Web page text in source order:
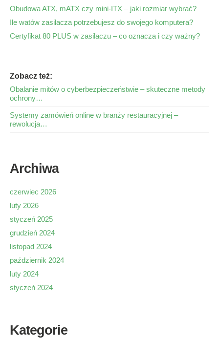
Obudowa ATX, mATX czy mini-ITX – jaki rozmiar wybrać?
Ile watów zasilacza potrzebujesz do swojego komputera?
Certyfikat 80 PLUS w zasilaczu – co oznacza i czy ważny?
Zobacz też:
Obalanie mitów o cyberbezpieczeństwie – skuteczne metody
ochrony…
Systemy zamówień online w branży restauracyjnej –
rewolucja…
Archiwa
czerwiec 2026
luty 2026
styczeń 2025
grudzień 2024
listopad 2024
październik 2024
luty 2024
styczeń 2024
Kategorie